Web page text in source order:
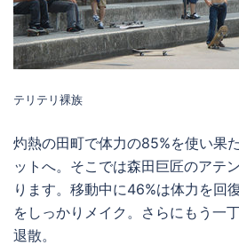
テリテリ裸族
灼熱の田町で体力の85%を使い果
ットへ。そこでは森田巨匠のアテ
ります。移動中に46%は体力を回
をしっかりメイク。さらにもう一
退散。